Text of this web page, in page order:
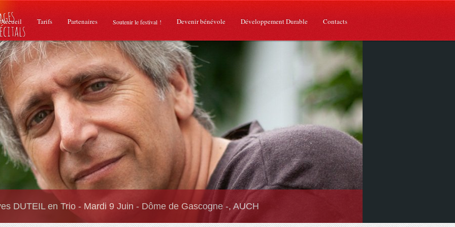
Accueil Tarifs Partenaires Soutenir le festival ! Devenir bénévole Développement Durable Contacts
DUTEIL en Trio - Mardi 9 Juin - Dôme de Gascogne -, AUCH